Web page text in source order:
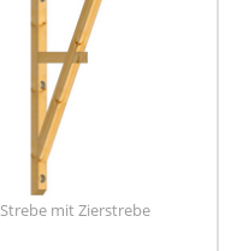
Strebe mit Zierstrebe